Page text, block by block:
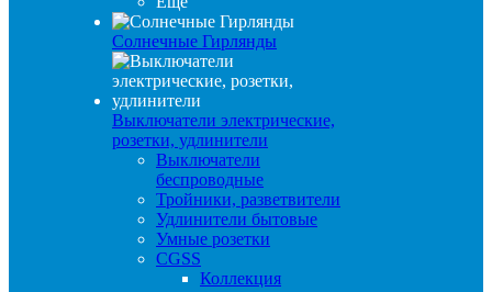
Солнечные Гирлянды
Выключатели электрические,
розетки, удлинители
Выключатели
беспроводные
Тройники, разветвители
Удлинители бытовые
Умные розетки
CGSS
Коллекция